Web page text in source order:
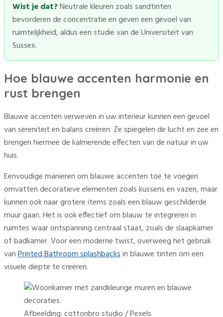
Wist je dat?Neutrale kleuren zoals sandtinten
bevorderen de concentratie en geven een gevoel van
ruimtelijkheid, aldus een studie van de Universiteit van
Sussex.
Hoe blauwe accenten harmonie en
rust brengen
Blauwe accenten verweven in uw interieur kunnen een gevoel
van sereniteit en balans creëren. Ze spiegelen de lucht en zee en
brengen hiermee de kalmerende effecten van de natuur in uw
huis.
Eenvoudige manieren om blauwe accenten toe te voegen
omvatten decoratieve elementen zoals kussens en vazen, maar
kunnen ook naar grotere items zoals een blauw geschilderde
muur gaan. Het is ook effectief om blauw te integreren in
ruimtes waar ontspanning centraal staat, zoals de slaapkamer
of badkamer. Voor een moderne twist, overweeg het gebruik
vanPrinted Bathroom splashbacksin blauwe tinten om een
visuele diepte te creëren.
Afbeelding: cottonbro studio / Pexels